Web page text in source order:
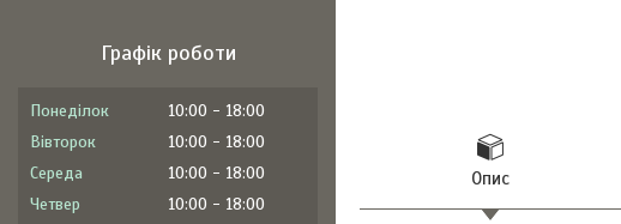
Опис
Графік роботи
Понеділок 10:00
18:00
Вівторок
10:00
18:00
Середа
10:00
18:00
Четвер
10:00
18:00